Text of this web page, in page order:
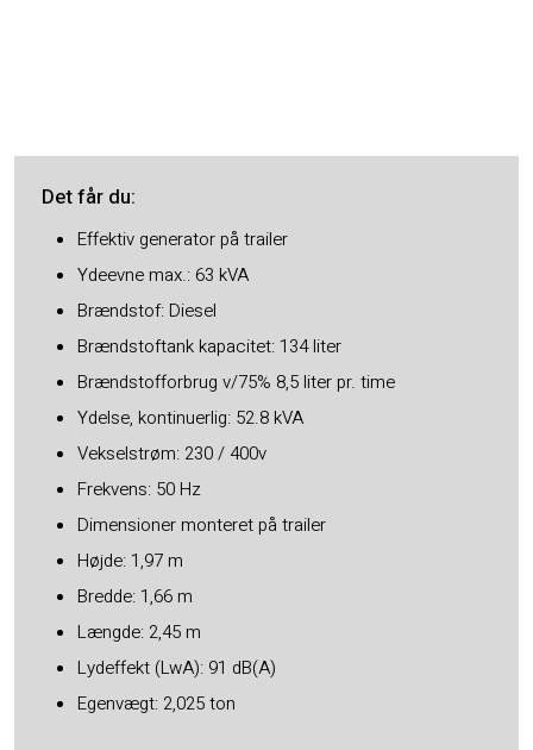
Det får du​:
Effektiv generator på trailer
Ydeevne max.: 63 kVA
Brændstof: Diesel
Brændstoftank kapacitet: 134 liter
Brændstofforbrug v/75% 8,5 liter pr. time
Ydelse, kontinuerlig: 52.8 kVA
Vekselstrøm: 230 / 400v
Frekvens: 50 Hz
Dimensioner monteret på trailer
Højde: 1,97 m
Bredde: 1,66 m
Længde: 2,45 m
Lydeffekt (LwA): 91 dB(A)
Egenvægt: 2,025 ton